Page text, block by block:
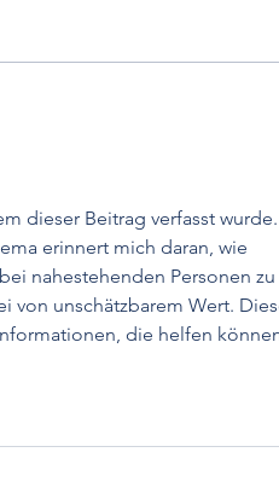
dieser Beitrag verfasst wurde.
erinnert mich daran, wie
nahestehenden Personen zu
von unschätzbarem Wert.
die helfen